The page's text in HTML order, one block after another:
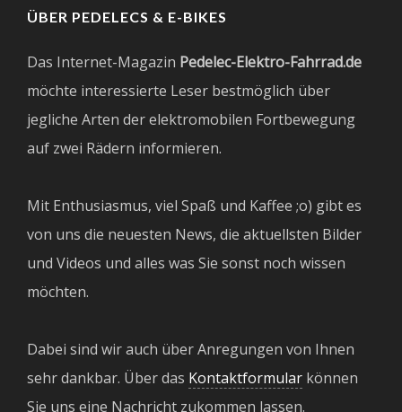
ÜBER PEDELECS & E-BIKES
Das Internet-Magazin Pedelec-Elektro-Fahrrad.de
möchte interessierte Leser bestmöglich über
jegliche Arten der elektromobilen Fortbewegung
auf zwei Rädern informieren.
Mit Enthusiasmus, viel Spaß und Kaffee ;o) gibt es
von uns die neuesten News, die aktuellsten Bilder
und Videos und alles was Sie sonst noch wissen
möchten.
Dabei sind wir auch über Anregungen von Ihnen
sehr dankbar. Über das Kontaktformular können
Sie uns eine Nachricht zukommen lassen.